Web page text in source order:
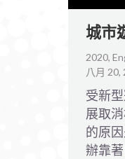
城市
2020,
八月 20,
受新
展取
的原
辦靠